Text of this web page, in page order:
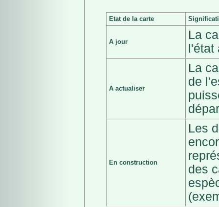
Etat de la carte
A jour
La
A actualiser
La
de
En construction
Les
des